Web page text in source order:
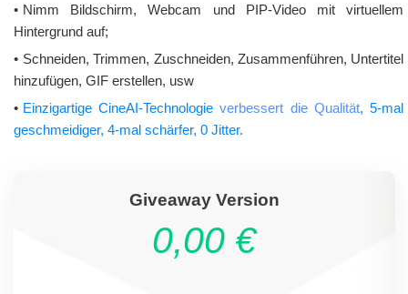
• Nimm Bildschirm, Webcam und PIP-Video mit virtuellem
Hintergrund auf;
• Schneiden, Trimmen, Zuschneiden, Zusammenführen, Untertitel
hinzufügen, GIF erstellen, usw
• Einzigartige CineAI-Technologieverbessert die Qualität, 5-mal
geschmeidiger, 4-mal schärfer, 0 Jitter.
Giveaway Version
0,00 €